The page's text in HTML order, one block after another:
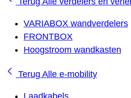
VARIABOX wandverdelers
FRONTBOX
Hoogstroom wandkasten
Terug Alle e-mobility
Laadkabels